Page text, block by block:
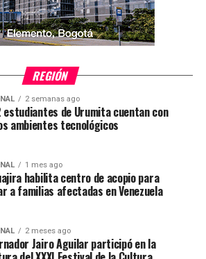
REGIÓN
2 semanas ago
estudiantes de Urumita cuentan con
ambientes tecnológicos
1 mes ago
habilita centro de acopio para
a familias afectadas en Venezuela
2 meses ago
Jairo Aguilar participó en la